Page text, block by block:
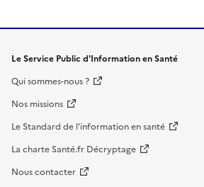
Le Service Public d'Information en Santé
Qui sommes-nous ?
Nos missions
Le Standard de l’information en santé
La charte Santé.fr Décryptage
Nous contacter